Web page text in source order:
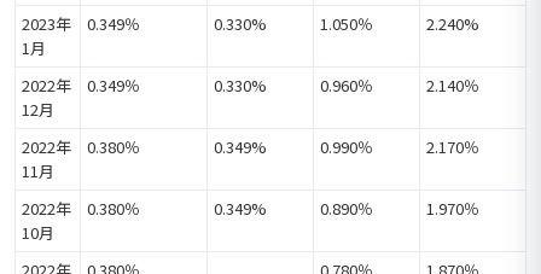
2023年
1月
0.349％ 0.330% 1.050％ 2.240%
2022年
12月
0.349％ 0.330% 0.960％ 2.140％
2022年
11月
0.380％ 0.349% 0.990％ 2.170％
2022年
10月
0.380％ 0.349% 0.890％ 1.970％